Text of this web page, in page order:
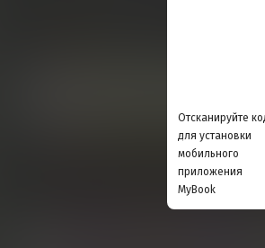
Отсканируйте
для установки
мобильного
приложения
MyBook